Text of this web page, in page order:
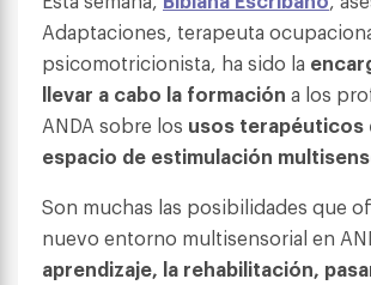
Adaptaciones, terapeuta
psicomotricionista, ha sido la
llevar a cabo la formación a los
ANDA sobre los usos terapéuticos
espacio de estimulación
Son muchas las posibilidades que
nuevo entorno multisensorial en
aprendizaje, la rehabilitación,